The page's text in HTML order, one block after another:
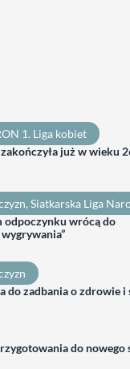
1. Liga kobiet
już w wieku
, Siatkarska Liga
odpoczynku wrócą do
do zadbania o zdrowie i
do nowego